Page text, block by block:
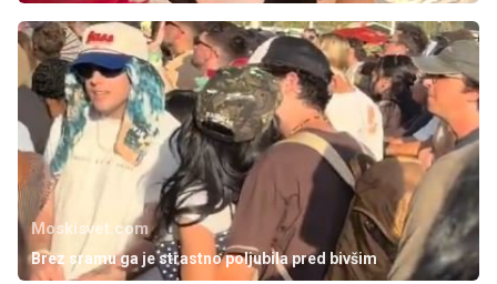
Moskisvet.com
Brez sramu ga je strastno poljubila pred bivšim